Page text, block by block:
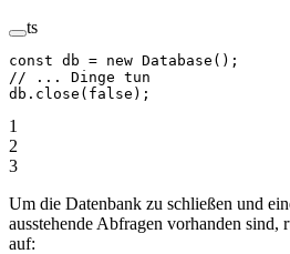
ts
const db = new Database ();
// ... Dinge tun
db. close ( false );
1
2
3
Um die Datenbank zu schließen und
ausstehende Abfragen vorhanden sind,
auf: